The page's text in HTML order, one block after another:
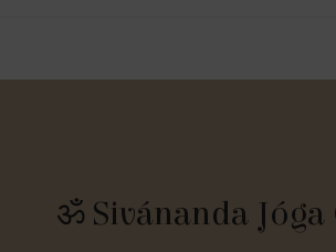
ॐ Sivánanda Jóga